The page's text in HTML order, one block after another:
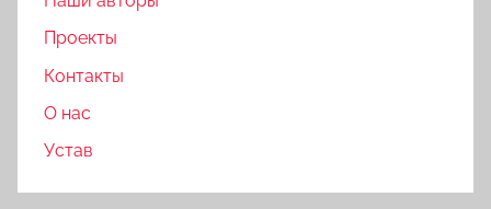
Проекты
Контакты
О нас
Устав